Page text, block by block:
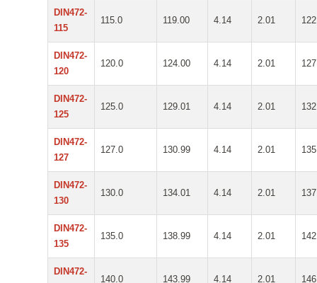
DIN472-
115
115.0 119.00 4.14 2.01
DIN472-
120
120.0 124.00 4.14 2.01
DIN472-
125
125.0 129.01 4.14 2.01
DIN472-
127
127.0 130.99 4.14 2.01
DIN472-
130
130.0 134.01 4.14 2.01
DIN472-
135
135.0 138.99 4.14 2.01
DIN472-
140.0 143.99 4.14 2.01